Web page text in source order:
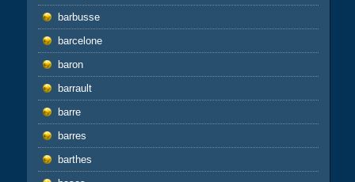
barbusse
barcelone
baron
barrault
barre
barres
barthes